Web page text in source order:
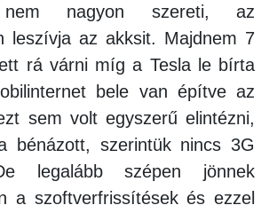
nem nagyon szereti, az
leszívja az akksit. Majdnem 7
rá várni míg a Tesla le bírta
bele van építve az
sem volt egyszerű elintézni,
bénázott, szerintük nincs 3G
legalább szépen jönnek
a szoftverfrissítések és ezzel